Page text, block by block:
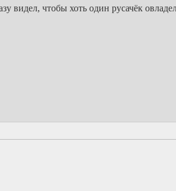
чтобы хоть один русачёк